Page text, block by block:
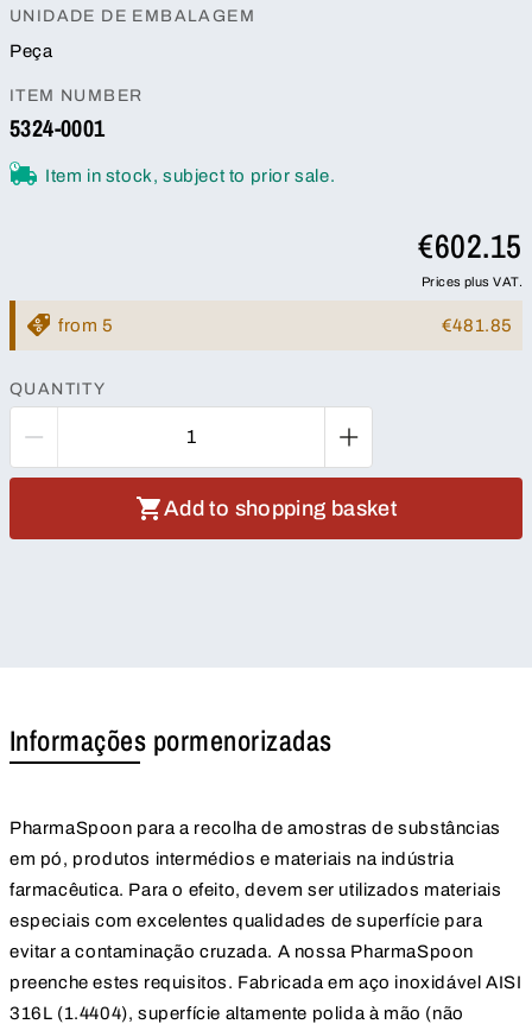
UNIDADE DE EMBALAGEM
Peça
ITEM NUMBER
5324-0001
Item in stock, subject to prior sale.
€602.15
Prices plus VAT.
from 5 €481.85
QUANTITY
Add to shopping basket
Informações pormenorizadas
PharmaSpoon para a recolha de amostras de substâncias
em pó, produtos intermédios e materiais na indústria
farmacêutica. Para o efeito, devem ser utilizados materiais
especiais com excelentes qualidades de superfície para
evitar a contaminação cruzada. A nossa PharmaSpoon
preenche estes requisitos. Fabricada em aço inoxidável AISI
316L (1.4404), superfície altamente polida à mão (não